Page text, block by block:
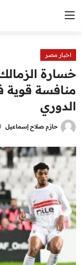
الرئيسية
اخبار مصر
العالم
الرياضة
مال وأعمال
تقنية
التعليم
منوعات
اخبار مصر
خسارة
منافسة قوية
الدوري
حازم صلاح إسماعيل